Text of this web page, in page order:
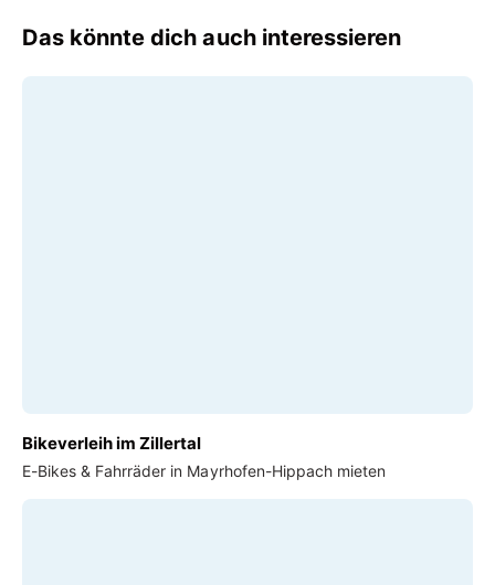
Das könnte dich auch interessieren
Bikeverleih im Zillertal
E-Bikes & Fahrräder in Mayrhofen-Hippach mieten